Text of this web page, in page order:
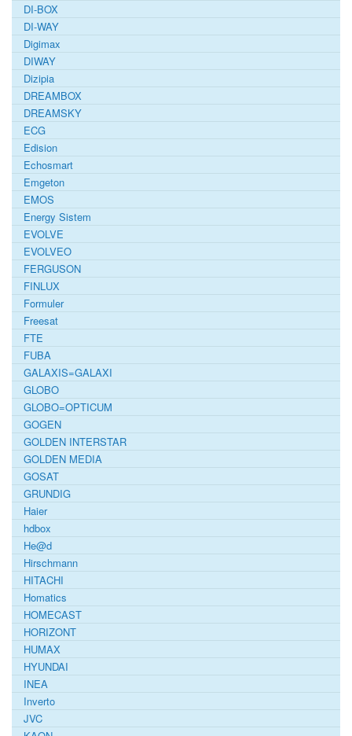
DI-BOX
DI-WAY
Digimax
DIWAY
Dizipia
DREAMBOX
DREAMSKY
ECG
Edision
Echosmart
Emgeton
EMOS
Energy Sistem
EVOLVE
EVOLVEO
FERGUSON
FINLUX
Formuler
Freesat
FTE
FUBA
GALAXIS=GALAXI
GLOBO
GLOBO=OPTICUM
GOGEN
GOLDEN INTERSTAR
GOLDEN MEDIA
GOSAT
GRUNDIG
Haier
hdbox
He@d
Hirschmann
HITACHI
Homatics
HOMECAST
HORIZONT
HUMAX
HYUNDAI
INEA
Inverto
JVC